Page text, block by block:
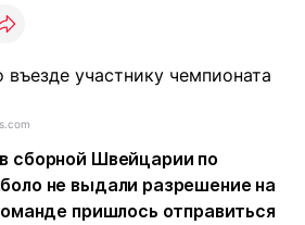
сборной Швейцарии по
не выдали разрешение на
пришлось отправиться